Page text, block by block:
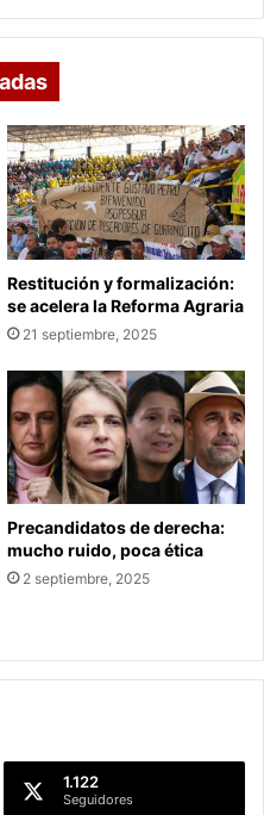
Restitución y formalización:
se acelera la Reforma Agraria
21 septiembre, 2025
Precandidatos de derecha:
mucho ruido, poca ética
2 septiembre, 2025
1.122
Seguidores